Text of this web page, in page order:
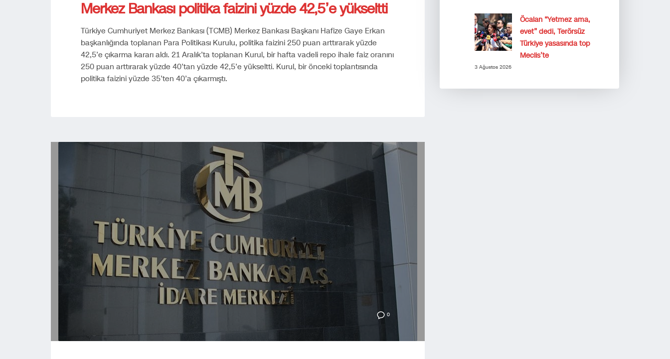
Merkez Bankası politika faizini yüzde 42,5’e yükseltti
Türkiye Cumhuriyet Merkez Bankası (TCMB) Merkez Bankası Başkanı Hafize Gaye Erkan
başkanlığında toplanan Para Politikası Kurulu, politika faizini 250 puan arttırarak yüzde
42,5’e çıkarma kararı aldı. 21 Aralık’ta toplanan Kurul, bir hafta vadeli repo ihale faiz oranını
250 puan arttırarak yüzde 40’tan yüzde 42,5’e yükseltti. Kurul, bir önceki toplantısında
politika faizini yüzde 35’ten 40’a çıkarmıştı.
0
Öcalan “Yetmez ama,
evet” dedi, Terörsüz
Türkiye yasasında top
Meclis’te
3 Ağustos 2026